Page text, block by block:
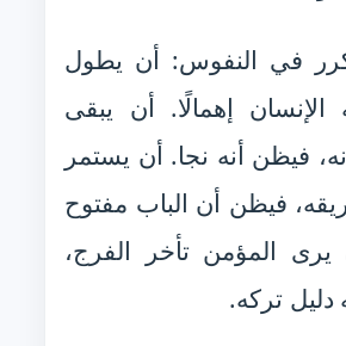
في النفوس: أن يطول
الإنسان إهمالًا. أن يبقى
فيظن أنه نجا. أن يستمر
فيظن أن الباب مفتوح
المؤمن تأخر الفرج،
تركه.